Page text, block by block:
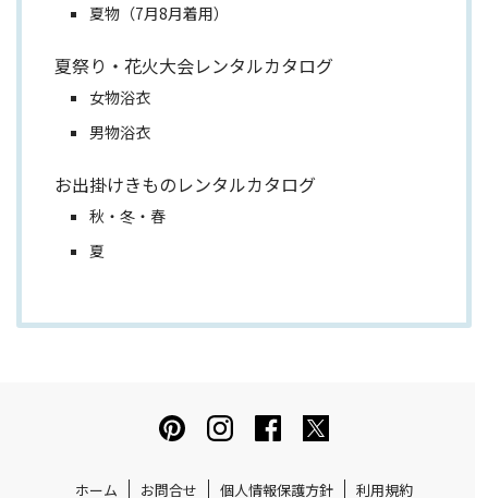
夏物（7月8月着用）
夏祭り・花火大会レンタルカタログ
女物浴衣
男物浴衣
お出掛けきものレンタルカタログ
秋・冬・春
夏
ホーム お問合せ 個人情報保護方針 利用規約